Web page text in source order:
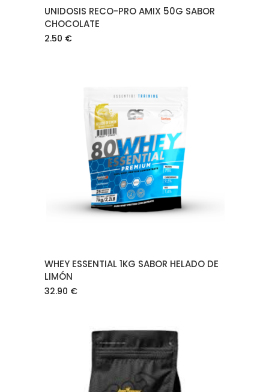
UNIDOSIS RECO-PRO AMIX 50G SABOR
CHOCOLATE
2.50 €
AÑADIR AL CARRITO
WHEY ESSENTIAL 1KG SABOR HELADO DE
LIMÓN
32.90 €